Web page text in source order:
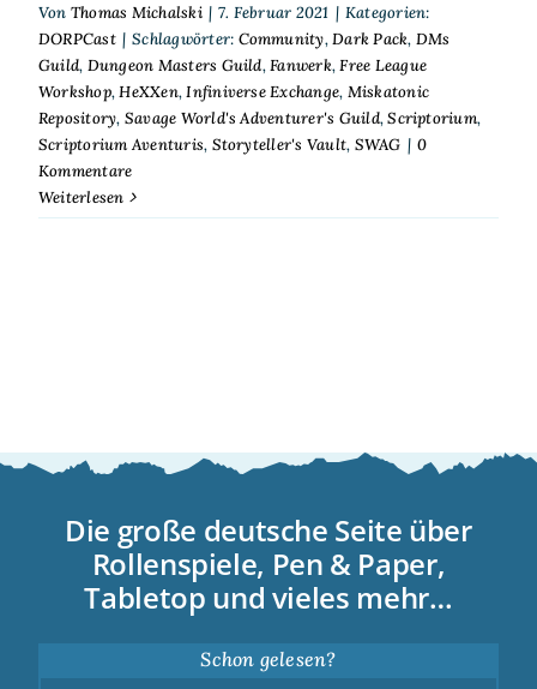
Von Thomas Michalski | 7. Februar 2021 | Kategorien:
DORPCast | Schlagwörter: Community,Dark Pack, DMs
Guild, Dungeon Masters Guild,Fanwerk,Free League
Workshop,HeXXen,Infiniverse Exchange, Miskatonic
Repository, Savage World's Adventurer's Guild,Scriptorium,
Scriptorium Aventuris, Storyteller's Vault, SWAG | 0
Kommentare
Weiterlesen
Die große deutsche Seite über
Rollenspiele, Pen & Paper,
Tabletop und vieles mehr…
Schon gelesen?